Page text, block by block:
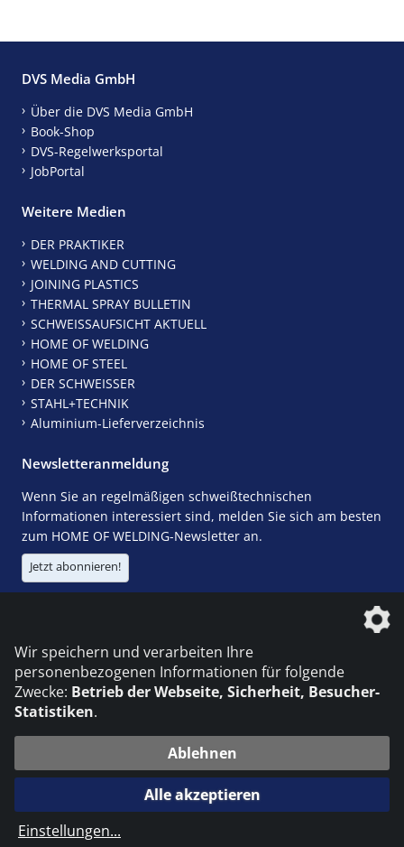
DVS Media GmbH
Über die DVS Media GmbH
Book-Shop
DVS-Regelwerksportal
JobPortal
Weitere Medien
DER PRAKTIKER
WELDING AND CUTTING
JOINING PLASTICS
THERMAL SPRAY BULLETIN
SCHWEISSAUFSICHT AKTUELL
HOME OF WELDING
HOME OF STEEL
DER SCHWEISSER
STAHL+TECHNIK
Aluminium-Lieferverzeichnis
Newsletteranmeldung
Wenn Sie an regelmäßigen schweißtechnischen
Informationen interessiert sind, melden Sie sich am besten
zum HOME OF WELDING-Newsletter an.
Jetzt abonnieren!
Die DVS Media GmbH ist ein Unternehmen der
© 2026 DVS Media GmbH
Datenschutzeinstellungen
die profilschmiede - Internetagentur
Wir speichern und verarbeiten Ihre
personenbezogenen Informationen für folgende
Zwecke: Betrieb der Webseite, Sicherheit, Besucher-
Statistiken.
Ablehnen
Alle akzeptieren
Einstellungen...